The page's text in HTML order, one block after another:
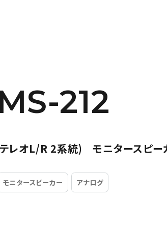
MS-212
レオL/R 2系統) モニタースピー
モニタースピーカー アナログ